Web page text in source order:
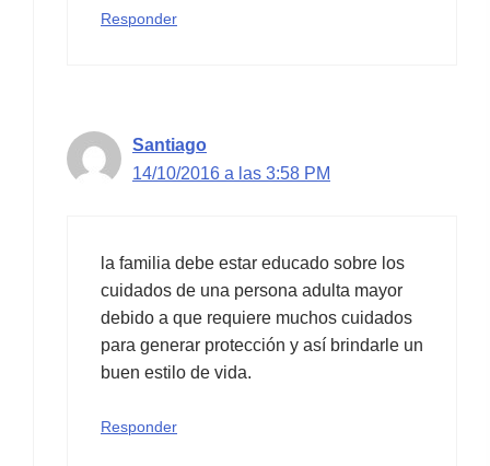
Responder
Santiago
14/10/2016 a las 3:58 PM
la familia debe estar educado sobre los
cuidados de una persona adulta mayor
debido a que requiere muchos cuidados
para generar protección y así brindarle un
buen estilo de vida.
Responder